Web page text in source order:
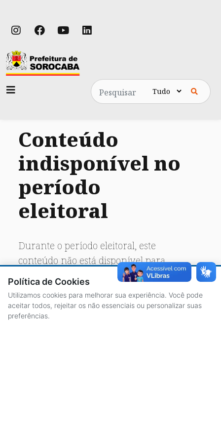
Pesquisa
Conteúdo
indisponível no
período
eleitoral
Durante o período eleitoral, este
conteúdo não está disponível para
acesso público.
Política de Cookies
Utilizamos cookies para melhorar sua experiência. Você pode
aceitar todos, rejeitar os não essenciais ou personalizar suas
preferências.